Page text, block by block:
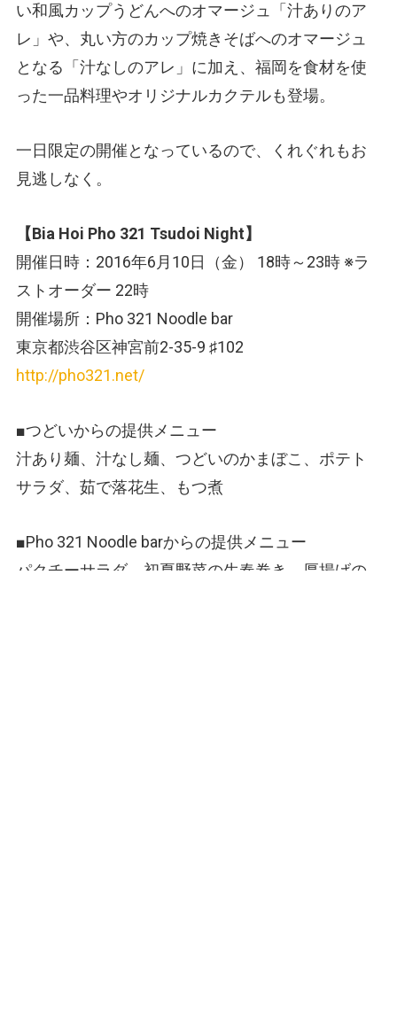
い和風カップうどんへのオマージュ「汁ありのア
レ」や、丸い方のカップ焼きそばへのオマージュ
となる「汁なしのアレ」に加え、福岡を食材を使
った一品料理やオリジナルカクテルも登場。
一日限定の開催となっているので、くれぐれもお
見逃しなく。
【Bia Hoi Pho 321 Tsudoi Night】
開催日時：2016年6月10日（金） 18時～23時 ※ラ
ストオーダー 22時
開催場所：Pho 321 Noodle bar
東京都渋谷区神宮前2-35-9 ♯102
http://pho321.net/
■つどいからの提供メニュー
汁あり麺、汁なし麺、つどいのかまぼこ、ポテト
サラダ、茹で落花生、もつ煮
■Pho 321 Noodle barからの提供メニュー
パクチーサラダ、初夏野菜の生春巻き、厚揚げの